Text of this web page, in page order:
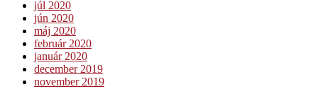
júl 2020
jún 2020
máj 2020
február 2020
január 2020
december 2019
november 2019